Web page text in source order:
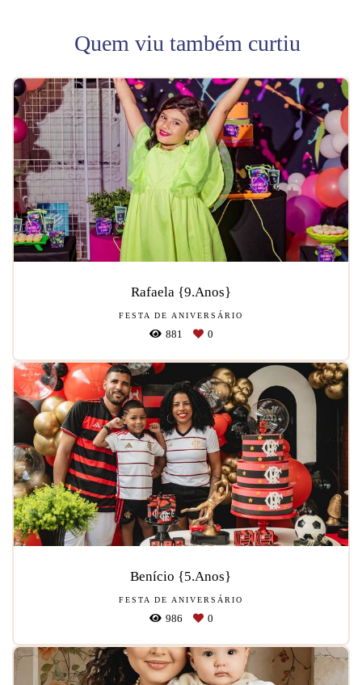
Quem viu também curtiu
Rafaela {9.Anos}
FESTA DE ANIVERSÁRIO
881 0
Benício {5.Anos}
FESTA DE ANIVERSÁRIO
986 0